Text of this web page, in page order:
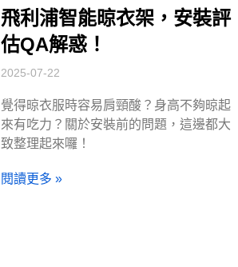
飛利浦智能晾衣架，安裝評
估QA解惑！
2025-07-22
覺得晾衣服時容易肩頸酸？身高不夠晾起
來有吃力？關於安裝前的問題，這邊都大
致整理起來囉！
閱讀更多 »